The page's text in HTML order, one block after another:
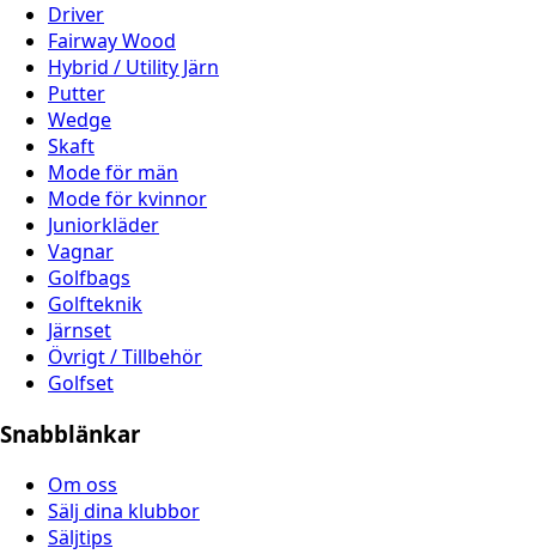
Driver
Fairway Wood
Hybrid / Utility Järn
Putter
Wedge
Skaft
Mode för män
Mode för kvinnor
Juniorkläder
Vagnar
Golfbags
Golfteknik
Järnset
Övrigt / Tillbehör
Golfset
Snabblänkar
Om oss
Sälj dina klubbor
Säljtips